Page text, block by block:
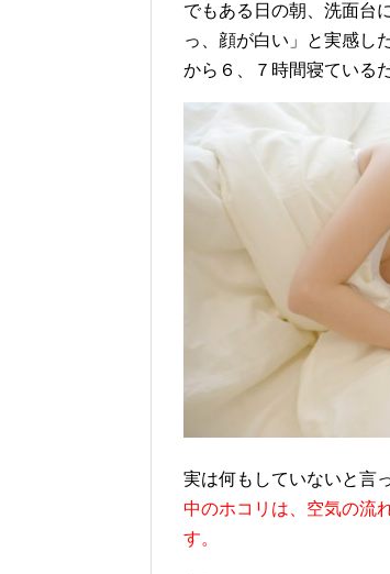
でもある日の朝、洗面台
っ、 顔が白い」と実感し
から６、７時間寝ている
実は何もしていないと言
中のホコリは、空気の流
す。